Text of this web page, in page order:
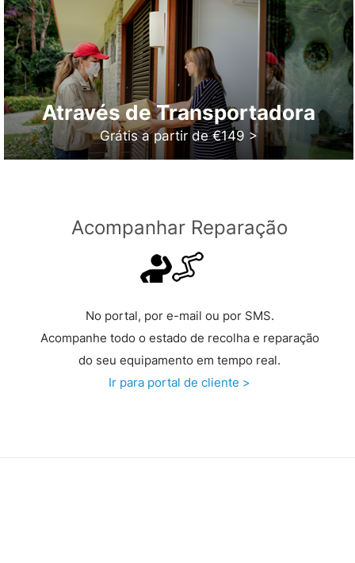
Através de Transportadora
Grátis a partir de €149 >
Acompanhar Reparação
No portal, por e-mail ou por SMS.
Acompanhe todo o estado de recolha e reparação
do seu equipamento em tempo real.
Ir para portal de cliente >